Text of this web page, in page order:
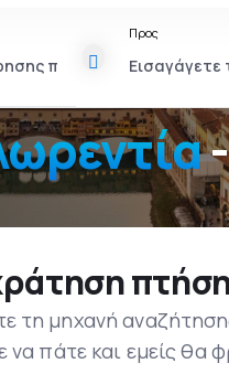
Προς
τη μηχανή
να πάτε και εμείς θα